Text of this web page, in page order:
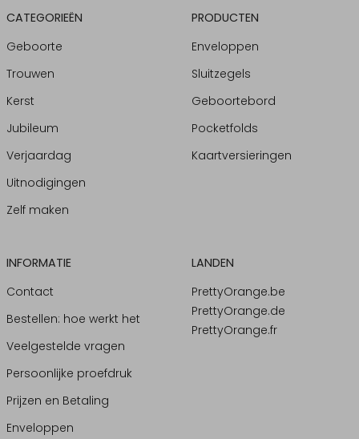
CATEGORIEËN
Geboorte
Trouwen
Kerst
Jubileum
Verjaardag
Uitnodigingen
Zelf maken
PRODUCTEN
Enveloppen
Sluitzegels
Geboortebord
Pocketfolds
Kaartversieringen
INFORMATIE
Contact
Bestellen: hoe werkt het
Veelgestelde vragen
Persoonlijke proefdruk
Prijzen en Betaling
Enveloppen
LANDEN
PrettyOrange.be
PrettyOrange.de
PrettyOrange.fr